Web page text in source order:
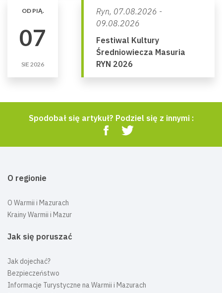
OD PIĄ.
07
SIE 2026
Ryn, 07.08.2026 -
09.08.2026
Festiwal Kultury
Średniowiecza Masuria
RYN 2026
Spodobał się artykuł? Podziel się z innymi :
O regionie
O Warmii i Mazurach
Krainy Warmii i Mazur
Jak się poruszać
Jak dojechać?
Bezpieczeństwo
Informacje Turystyczne na Warmii i Mazurach